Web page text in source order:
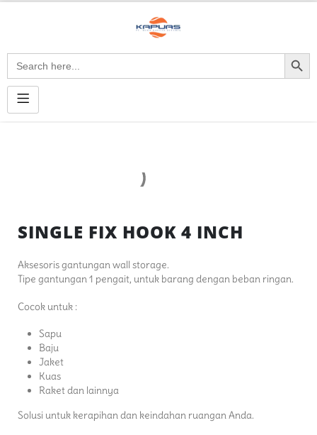
Search
for:
Search Button
SINGLE FIX HOOK 4 INCH
Aksesoris gantungan wall storage.
Tipe gantungan 1 pengait, untuk barang dengan beban ringan.
Cocok untuk :
Sapu
Baju
Jaket
Kuas
Raket dan lainnya
Solusi untuk kerapihan dan keindahan ruangan Anda.